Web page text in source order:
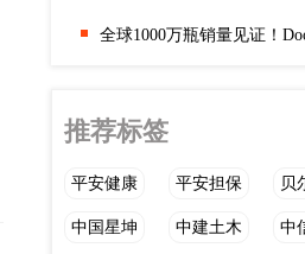
推荐标签
平安健康 平安担保 贝
中国星坤 中建土木 中